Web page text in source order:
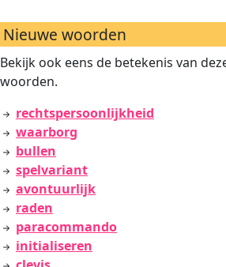
Nieuwe woorden
Bekijk ook eens de betekenis van
woorden.
rechtspersoonlijkheid
waarborg
bullen
spelvariant
avontuurlijk
raden
paracommando
initialiseren